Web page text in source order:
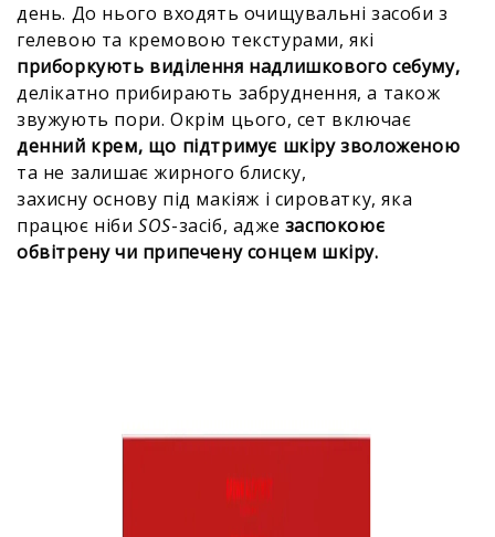
день. До нього входять очищувальні засоби з
гелевою та кремовою текстурами, які
приборкують виділення надлишкового себуму,
делікатно прибирають забруднення, а також
звужують пори. Окрім цього, сет включає
денний крем, що підтримує шкіру зволоженою
та не залишає жирного блиску,
захисну основу під макіяж і сироватку, яка
працює нібиSOS-засіб, адже заспокоює
обвітрену чи припечену сонцем шкіру.